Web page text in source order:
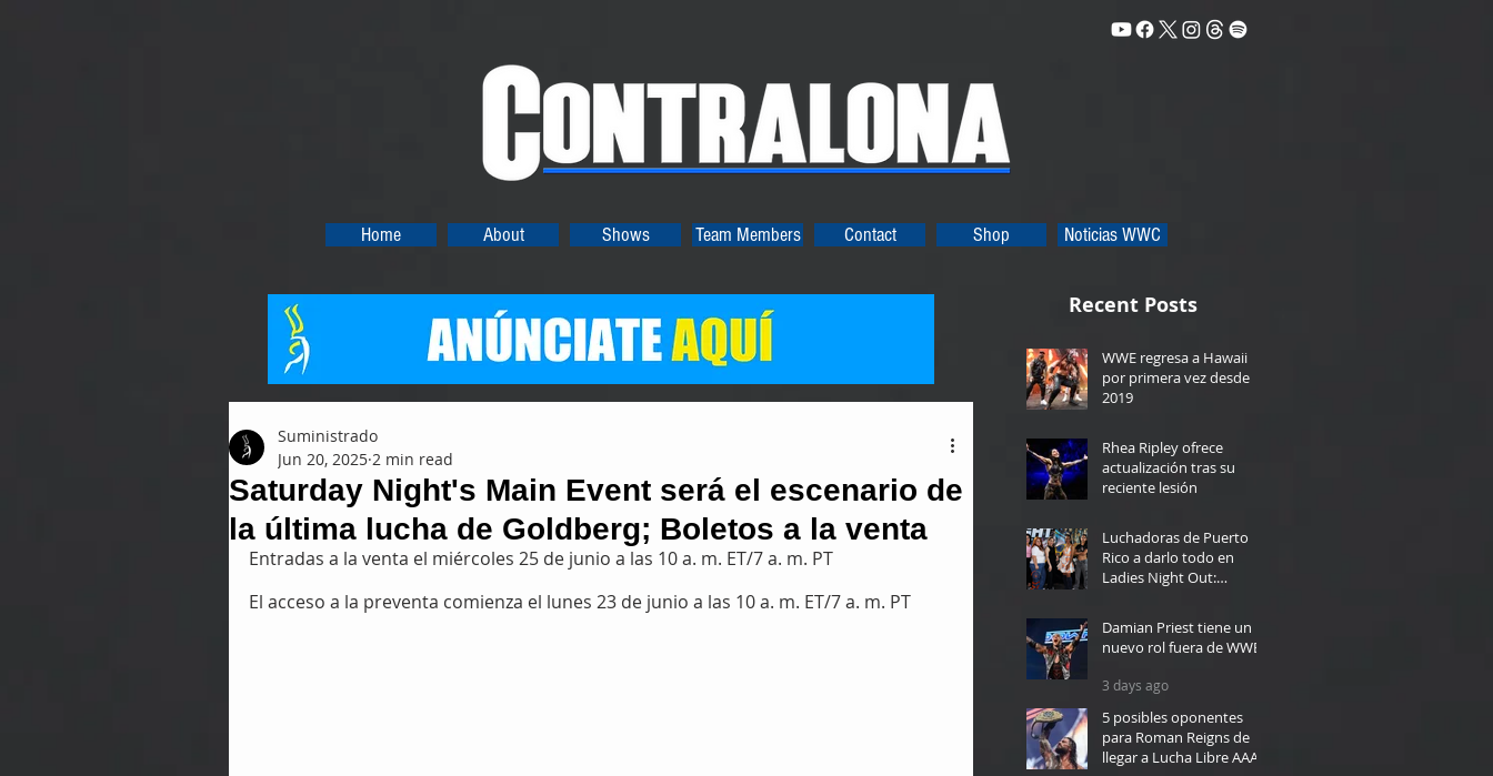
Home About Shows Team Members Contact Shop Noticias WWC
Saturday Night's Main Event será el escenario de
la última lucha de Goldberg; Boletos a la venta
Suministrado
Jun 20, 2025 2 min read
Entradas a la venta el miércoles 25 de junio a las 10 a. m. ET/7 a. m. PT
El acceso a la preventa comienza el lunes 23 de junio a las 10 a. m. ET/7 a. m. PT
Recent Posts
WWE regresa a Hawaii
por primera vez desde
2019
Rhea Ripley ofrece
actualización tras su
reciente lesión
Luchadoras de Puerto
Rico a darlo todo en
Ladies Night Out:
Damian Priest tiene un
nuevo rol fuera de WWE
3 days ago
5 posibles oponentes
para Roman Reigns de
llegar a Lucha Libre AAA